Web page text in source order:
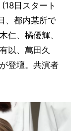
(18日スタート
、都内某所で
仁、橘優輝、
以、萬田久
登壇。共演者